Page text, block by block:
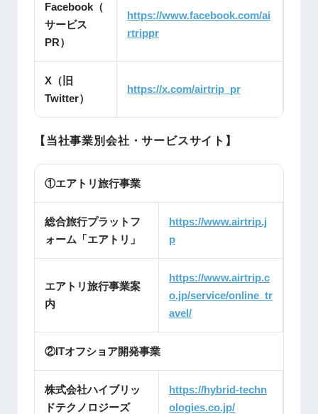
Facebook（
サービス
PR）
https://www.facebook.com/ai
rtrippr
X（旧
Twitter）
https://x.com/airtrip_pr
【当社事業別会社・サービスサイト】
①エアトリ旅行事業
総合旅行プラットフ
ォーム「エアトリ」
https://www.airtrip.j
p
エアトリ旅行事業案
内
https://www.airtrip.c
o.jp/service/online_tr
avel/
②ITオフショア開発事業
株式会社ハイブリッ
ドテクノロジーズ
https://hybrid-techn
ologies.co.jp/